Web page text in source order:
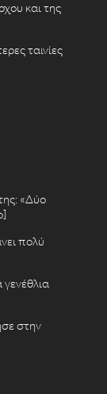
και της
ταινίες
«Δύο
πολύ
στην